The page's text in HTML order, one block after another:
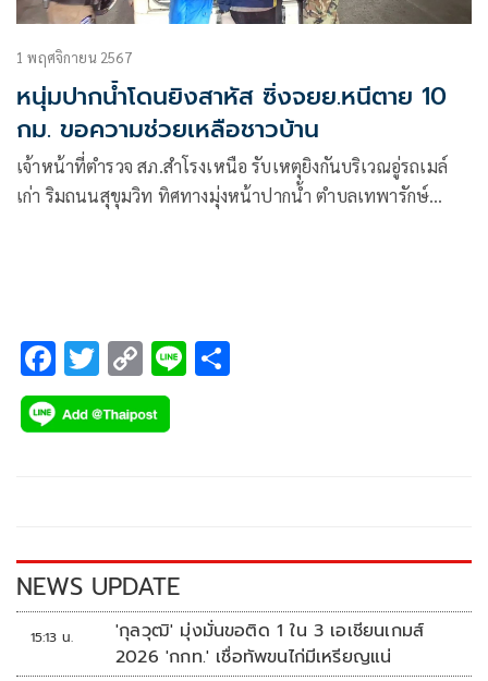
1 พฤศจิกายน 2567
หนุ่มปากน้ำโดนยิงสาหัส ซิ่งจยย.หนีตาย 10
กม. ขอความช่วยเหลือชาวบ้าน
เจ้าหน้าที่ตำรวจ สภ.สำโรงเหนือ รับเหตุยิงกันบริเวณอู่รถเมล์
เก่า ริมถนนสุขุมวิท ทิศทางมุ่งหน้าปากน้ำ ตำบลเทพารักษ์
F
ac
e
k
T
wi
tt
C
o
p
k
Li
NEWS UPDATE
15:13 น.
'กุลวุฒิ' มุ่งมั่นขอติด 1 ใน 3 เอเชียนเกมส์
2026 'กกท.' เชื่อทัพขนไก่มีเหรียญแน่